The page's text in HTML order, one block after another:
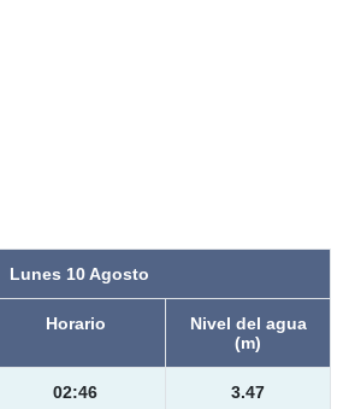
Lunes 10 Agosto
Horario
Nivel del agua
(m)
02:46 3.47